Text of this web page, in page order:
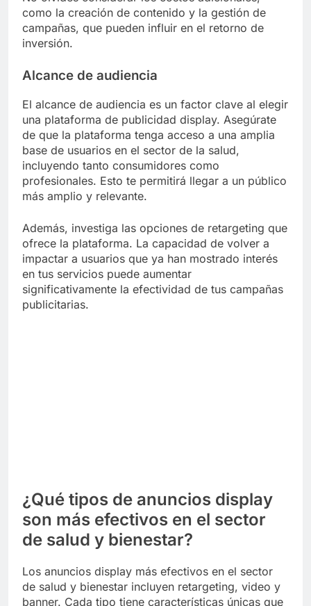
como la creación de contenido y la gestión de
campañas, que pueden influir en el retorno de
inversión.
Alcance de audiencia
El alcance de audiencia es un factor clave al elegir
una plataforma de publicidad display. Asegúrate
de que la plataforma tenga acceso a una amplia
base de usuarios en el sector de la salud,
incluyendo tanto consumidores como
profesionales. Esto te permitirá llegar a un público
más amplio y relevante.
Además, investiga las opciones de retargeting que
ofrece la plataforma. La capacidad de volver a
impactar a usuarios que ya han mostrado interés
en tus servicios puede aumentar
significativamente la efectividad de tus campañas
publicitarias.
¿Qué tipos de anuncios display
son más efectivos en el sector
de salud y bienestar?
Los anuncios display más efectivos en el sector
de salud y bienestar incluyen retargeting, video y
banner. Cada tipo tiene características únicas que